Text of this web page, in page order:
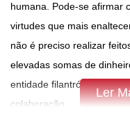
humana. Pode-se afirmar
virtudes que mais
não é preciso realizar
elevadas somas de
entidade filantrópica que
colaboração.
Ler